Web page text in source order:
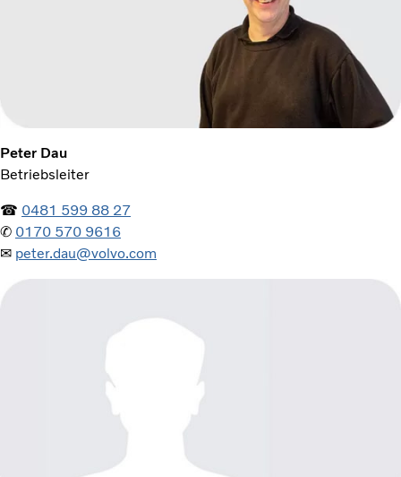
Peter Dau
Betriebsleiter
☎ 0481 599 88 27
✆ 0170 570 9616
✉ peter.dau@volvo.com